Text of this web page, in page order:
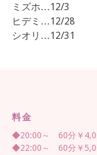
ミズホ…12/3
ヒデミ…12/28
シオリ…12/31
料金
◆20:00～ 60分￥
◆22:00～ 60分￥